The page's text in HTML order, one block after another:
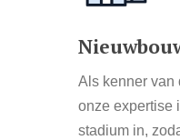
Als kenner van
onze expertise
stadium in,